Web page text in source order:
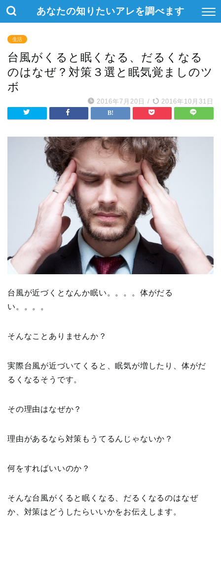
あなたの知りたいアレを調べます
生活
台風がくると眠くなる、だるくなる
のはなぜ？対策３選と眠気覚ましのツ
ボ
2016年7月20日 / 2016年10月31日
台風が近づくとなんか眠い。。。。体がだる
い。。。。
そんなことありませんか？
実際台風が近づいてくると、眠気が増したり、体がだ
るくなるそうです。
その理由はなぜか？
理由があるなら対策もうてるんじゃないか？
何をすればいいのか？
そんな台風がくると眠くなる、だるくなるのはなぜ
か、対策はどうしたらいいかをお伝えします。